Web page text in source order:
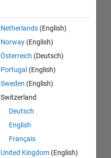
Netherlands(English)
Norway(English)
Österreich (Deutsch)
Portugal (English)
Sweden (English)
Switzerland
Deutsch
English
Français
United Kingdom(English)